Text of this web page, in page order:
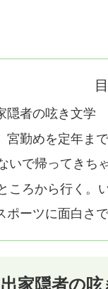
隠者の呟き文学
宮勤めを定年ま
いで帰ってきち
ころから行く。
ポーツに面白さ
家隠者の呟